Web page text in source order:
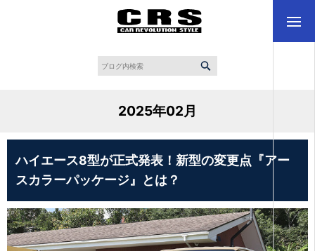
2025年02月
ハイエース8型が正式発表！新型の変更点『アー
スカラーパッケージ』とは？